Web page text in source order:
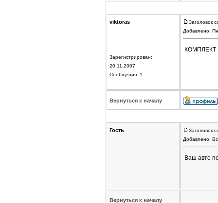
viktoras
Зарегистрирован:
20.11.2007
Сообщения: 1
Заголовок
Добавлено:
КОМПЛЕКТ
Вернуться к началу
Гость
Заголовок
Добавлено:
Ваш авто
Вернуться к началу